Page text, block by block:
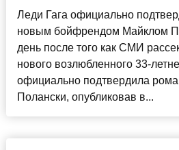
Леди Гага официально
новым бойфрендом Майклом
день после того как СМИ
нового возлюбленного 33-
официально подтвердила
Полански, опубликовав в...